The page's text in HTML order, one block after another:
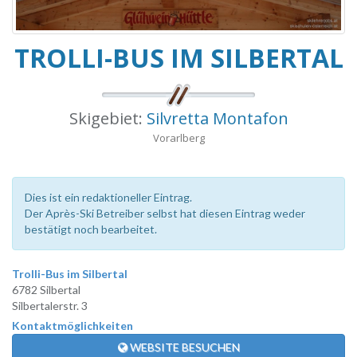
TROLLI-BUS IM SILBERTAL
Skigebiet: Silvretta Montafon
Vorarlberg
Dies ist ein redaktioneller Eintrag.
Der Après-Ski Betreiber selbst hat diesen Eintrag weder
bestätigt noch bearbeitet.
Trolli-Bus im Silbertal
6782 Silbertal
Silbertalerstr. 3
Kontaktmöglichkeiten
WEBSITE BESUCHEN